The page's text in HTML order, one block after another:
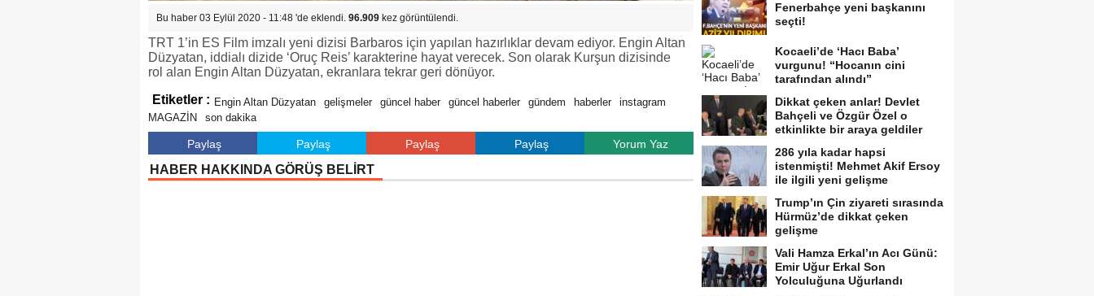
Bu haber 03 Eylül 2020 - 11:48 'de eklendi. 96.909 kez görüntülendi.
TRT 1’in ES Film imzalı yeni dizisi Barbaros için yapılan hazırlıklar devam ediyor. Engin Altan
Düzyatan, iddialı dizide ‘Oruç Reis’ karakterine hayat verecek. Son olarak Kurşun dizisinde
rol alan Engin Altan Düzyatan, ekranlara tekrar geri dönüyor.
Etiketler : Engin Altan Düzyatan gelişmeler güncel haber güncel haberler gündem haberler
instagram
MAGAZİN
son dakika
Paylaş Paylaş Paylaş Paylaş Yorum Yaz
HABER HAKKINDA GÖRÜŞ BELİRT
Fenerbahçe yeni başkanını
seçti!
Kocaeli’de ‘Hacı Baba’
vurgunu! “Hocanın cini
tarafından alındı”
Dikkat çeken anlar! Devlet
Bahçeli ve Özgür Özel o
etkinlikte bir araya geldiler
286 yıla kadar hapsi
istenmişti! Mehmet Akif Ersoy
ile ilgili yeni gelişme
Trump’ın Çin ziyareti sırasında
Hürmüz’de dikkat çeken
gelişme
Vali Hamza Erkal’ın Acı Günü:
Emir Uğur Erkal Son
Yolculuğuna Uğurlandı